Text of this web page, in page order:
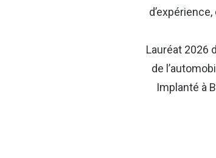
Lauréat 2026
de
Implanté à